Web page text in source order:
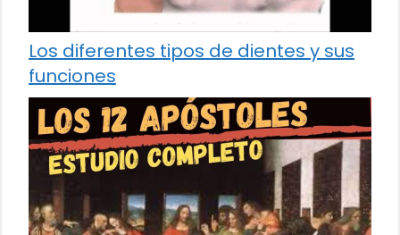
Los diferentes tipos de dientes y sus
funciones